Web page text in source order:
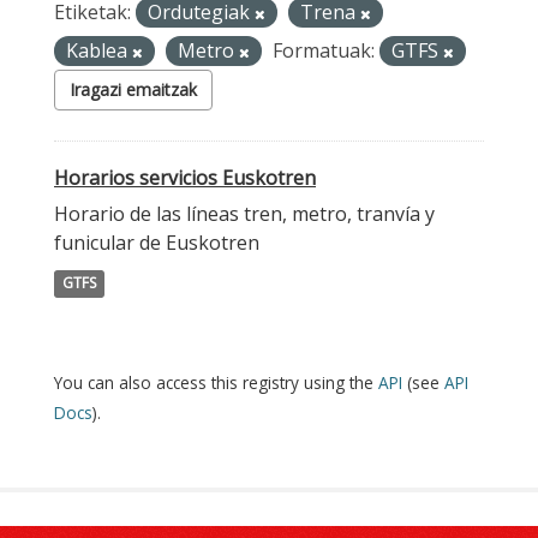
Etiketak: Ordutegiak
Trena
Kablea
Metro Formatuak: GTFS
Iragazi emaitzak
Horarios servicios Euskotren
Horario de las líneas tren, metro, tranvía y
funicular de Euskotren
GTFS
You can also access this registry using the API (see API
Docs).